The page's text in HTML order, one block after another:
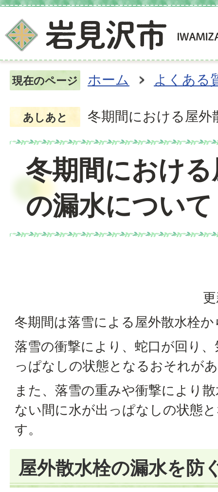
現在のページ ホーム よくある
あしあと 冬期間における屋
冬期間におけ
の漏水について
冬期間は落雪による屋外散水栓
落雪の衝撃により、蛇口が回り
っぱなしの状態となるおそれが
また、落雪の重みや衝撃により
ない間に水が出っぱなしの状態
す。
屋外散水栓の漏水を防